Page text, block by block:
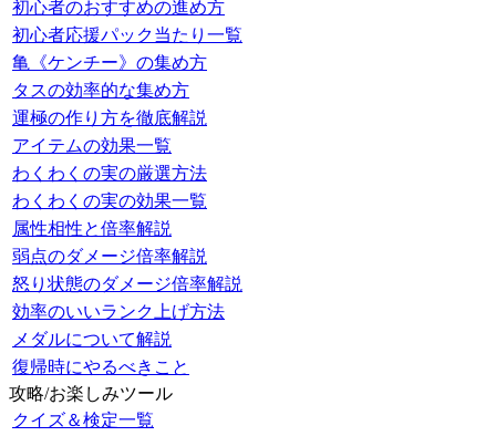
初心者のおすすめの進め方
初心者応援パック当たり一覧
亀《ケンチー》の集め方
タスの効率的な集め方
運極の作り方を徹底解説
アイテムの効果一覧
わくわくの実の厳選方法
わくわくの実の効果一覧
属性相性と倍率解説
弱点のダメージ倍率解説
怒り状態のダメージ倍率解説
効率のいいランク上げ方法
メダルについて解説
復帰時にやるべきこと
攻略/お楽しみツール
クイズ＆検定一覧